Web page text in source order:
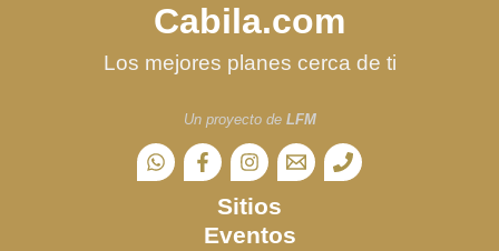
Cabila.com
Los mejores planes cerca de ti
Un proyecto de LFM
Sitios
Eventos